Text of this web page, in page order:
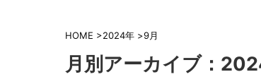
HOME >2024年 >9月
月別アーカイブ：